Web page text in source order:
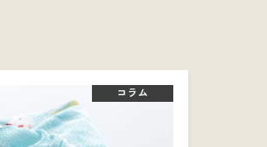
コラム